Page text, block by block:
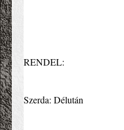
RENDEL:
Szerda: Délután